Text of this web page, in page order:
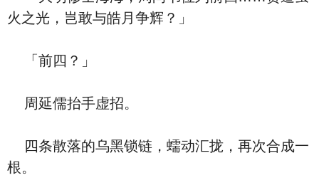
火之光，岂敢与皓月争辉？」
「前四？」
周延儒抬手虚招。
四条散落的乌黑锁链，蠕动汇拢，再次合成一
根。